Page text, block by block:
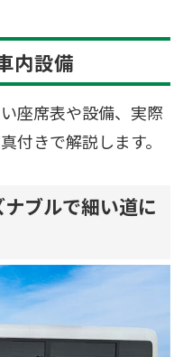
内設備
座席表や設備、実際
付きで解説します。
ブルで細い道に